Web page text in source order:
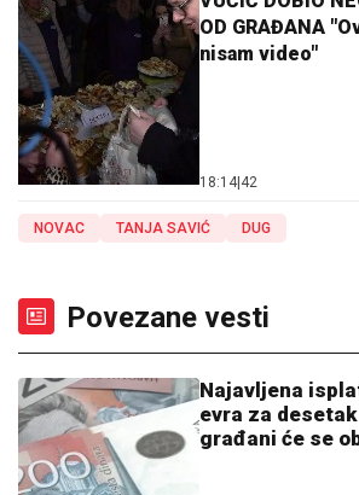
OD GRAĐANA
nisam video"
18:14|42
NOVAC TANJA SAVIĆ DUG
Povezane vesti
Najavljena
evra za
građani će se